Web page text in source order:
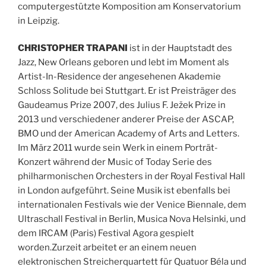
computergestützte Komposition am Konservatorium
in Leipzig.
CHRISTOPHER TRAPANI ist in der Hauptstadt des
Jazz, New Orleans geboren und lebt im Moment als
Artist-In-Residence der angesehenen Akademie
Schloss Solitude bei Stuttgart. Er ist Preisträger des
Gaudeamus Prize 2007, des Julius F. Ježek Prize in
2013 und verschiedener anderer Preise der ASCAP,
BMO und der American Academy of Arts and Letters.
Im März 2011 wurde sein Werk in einem Porträt-
Konzert während der Music of Today Serie des
philharmonischen Orchesters in der Royal Festival Hall
in London aufgeführt. Seine Musik ist ebenfalls bei
internationalen Festivals wie der Venice Biennale, dem
Ultraschall Festival in Berlin, Musica Nova Helsinki, und
dem IRCAM (Paris) Festival Agora gespielt
worden.Zurzeit arbeitet er an einem neuen
elektronischen Streicherquartett für Quatuor Béla und